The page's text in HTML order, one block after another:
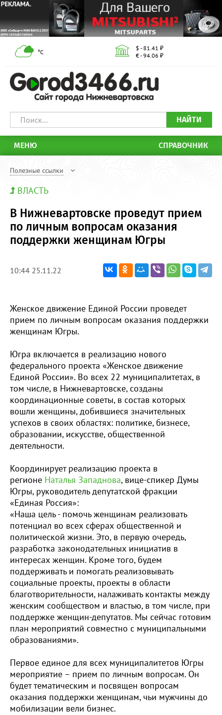
°С
$ - 81.41 ₽
€ - 94.06 ₽
НАЙТИ
МЕНЮ СПРАВОЧНИК
Полезные ссылки
ВЛАСТЬ
В Нижневартовске проведут прием
по личным вопросам оказания
поддержки женщинам Югры
10:44 25.11.22
Женское движение Единой России проведет
прием по личным вопросам оказания поддержки
женщинам Югры.
Югра включается в реализацию нового
федерального проекта «Женское движение
Единой России». Во всех 22 муниципалитетах, в
том числе, в Нижневартовске, созданы
координационные советы, в состав которых
вошли женщины, добившиеся значительных
успехов в своих областях: политике, бизнесе,
образовании, искусстве, общественной
деятельности.
Координирует реализацию проекта в
регионе Наталья Западнова, вице-спикер Думы
Югры, руководитель депутатской фракции
«Единая Россия»:
«Наша цель - помочь женщинам реализовать
потенциал во всех сферах общественной и
политической жизни. Это, в первую очередь,
разработка законодательных инициатив в
интересах женщин. Кроме того, будем
поддерживать и помогать реализовывать
социальные проекты, проекты в области
благотворительности, налаживать контакты между
женским сообществом и властью, в том числе, при
поддержке женщин-депутатов. Мы сейчас готовим
план мероприятий совместно с муниципальными
образованиями».
Первое единое для всех муниципалитетов Югры
мероприятие – прием по личным вопросам. Он
будет тематическим и посвящен вопросам
оказания поддержки женщинам, чьи мужчины до
мобилизации вели бизнес.